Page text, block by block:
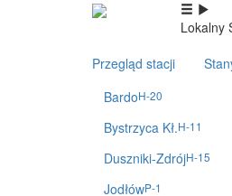
Lokalny
Przegląd stacji
H-20
Bardo
H-11
Bystrzyca Kł.
H-15
Duszniki-Zdrój
P-1
Jodłów